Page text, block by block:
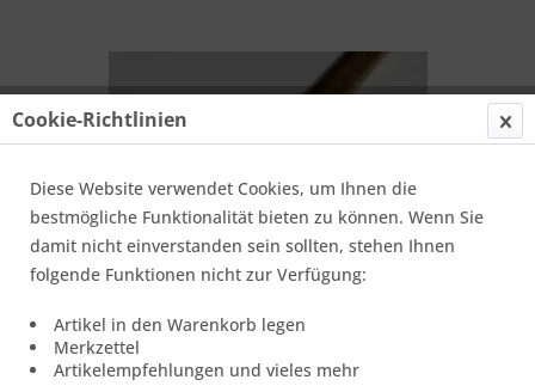
Preis und Verfügbarkeit auf Anfrage.
Cookie-Richtlinien
Diese Website verwendet Cookies, um Ihnen die
bestmögliche Funktionalität bieten zu können. Wenn Sie
damit nicht einverstanden sein sollten, stehen Ihnen
folgende Funktionen nicht zur Verfügung:
Artikel in den Warenkorb legen
Merkzettel
Artikelempfehlungen und vieles mehr